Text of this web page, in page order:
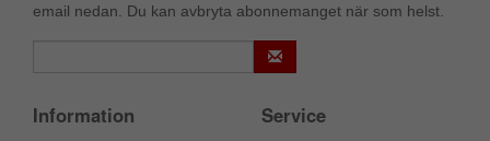
email nedan. Du kan avbryta abonnemanget när som helst.
Information Service